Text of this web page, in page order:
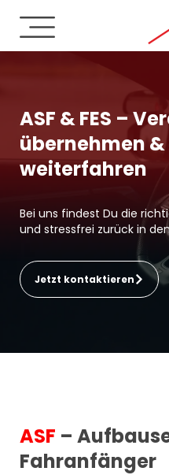
ASF & FES –
übernehmen
weiterfahren
Bei uns findest Du die
und stressfrei zurück in
Jetzt kontaktieren
ASF –
Fahranfänger